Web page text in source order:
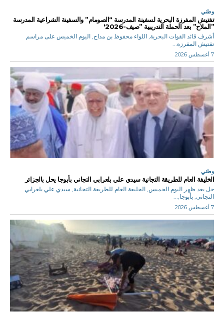
وطني
تفتيش المفرزة البحرية لسفينة المدرسة “الصومام” والسفينة الشراعية المدرسة
”الملاح” بعد الحملة التدريبية ”صيف-2026′
أشرف قائد القوات البحرية, اللواء محفوظ بن مداح, اليوم الخميس على مراسم
تفتيش المفرزة...
7 أغسطس 2026
وطني
الخليفة العام للطريقة التجانية سيدي علي بلعرابي التجاني بأبوجا يحل بالجزائر
حل بعد ظهر اليوم الخميس, الخليفة العام للطريقة التجانية, سيدي علي بلعرابي
التجاني, بأبوجا,...
7 أغسطس 2026